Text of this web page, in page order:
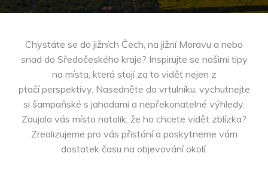
Chystáte se do jižních Čech, na jižní Moravu a nebo
snad do Sředočeského kraje? Inspirujte se našimi tipy
na místa, která stojí za to vidět nejen z
ptačí perspektivy. Nasedněte do vrtulníku, vychutnejte
si šampaňské s jahodami a nepřekonatelné výhledy.
Zaujalo vás místo natolik, že ho chcete vidět zblízka?
Zrealizujeme pro vás přistání a poskytneme vám
dostatek času na objevování okolí.